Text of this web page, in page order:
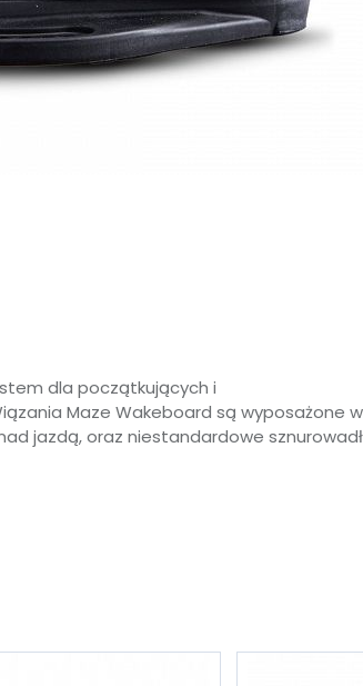
dla początkujących i
Maze Wakeboard są wyposażone w
jazdą, oraz niestandardowe